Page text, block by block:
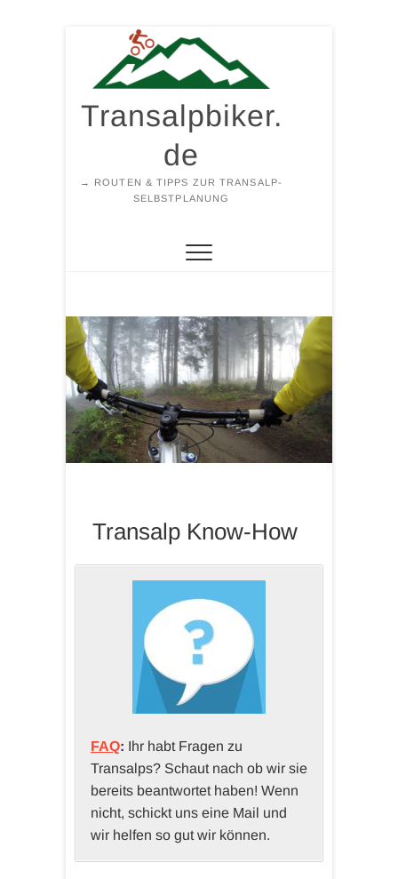
springen
Transalpbiker.
de
→ ROUTEN & TIPPS ZUR TRANSALP-
SELBSTPLANUNG
Transalp Know-How
FAQ: Ihr habt Fragen zu
Transalps? Schaut nach ob wir sie
bereits beantwortet haben! Wenn
nicht, schickt uns eine Mail und
wir helfen so gut wir können.